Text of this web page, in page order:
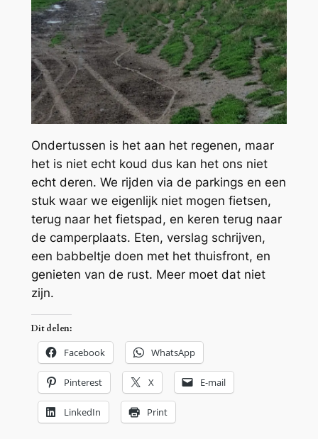
Ondertussen is het aan het regenen, maar
het is niet echt koud dus kan het ons niet
echt deren. We rijden via de parkings en een
stuk waar we eigenlijk niet mogen fietsen,
terug naar het fietspad, en keren terug naar
de camperplaats. Eten, verslag schrijven,
een babbeltje doen met het thuisfront, en
genieten van de rust. Meer moet dat niet
zijn.
Dit delen:
Facebook WhatsApp
Pinterest X E-mail
LinkedIn Print